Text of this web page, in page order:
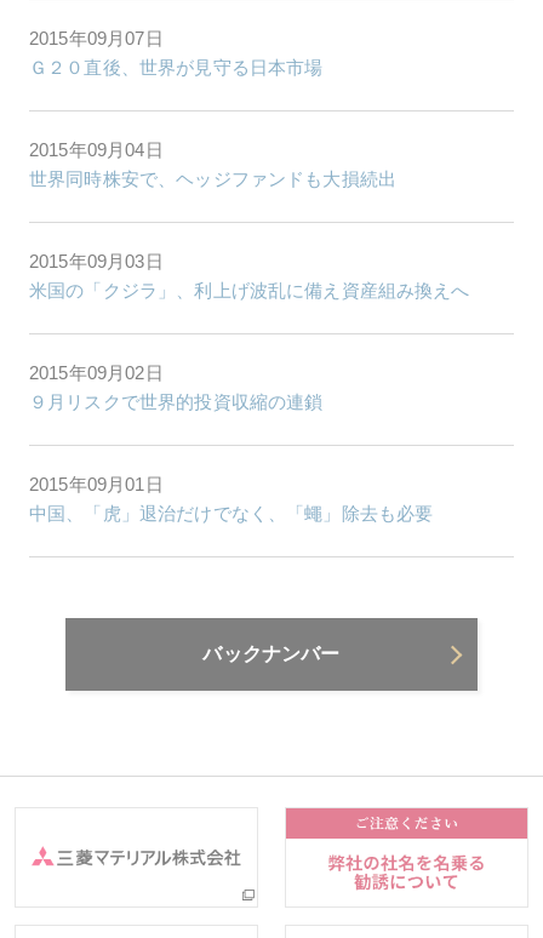
2015年09月07日
Ｇ２０直後、世界が見守る日本市場
2015年09月04日
世界同時株安で、ヘッジファンドも大損続出
2015年09月03日
米国の「クジラ」、利上げ波乱に備え資産組み換えへ
2015年09月02日
９月リスクで世界的投資収縮の連鎖
2015年09月01日
中国、「虎」退治だけでなく、「蠅」除去も必要
バックナンバー